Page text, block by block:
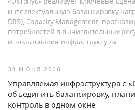
интеллектуальную балансировку
DRS), Capacity Management,
потребностей в вычислительных
использования инфраструктуры.
30 ИЮНЯ 2026
Управляемая инфраструктура с
объединить балансировку,
контроль в одном окне